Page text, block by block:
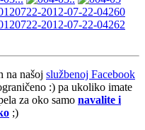
na našoj službenoj Facebook
:) pa ukoliko imate
za oko samo navalite i
;)